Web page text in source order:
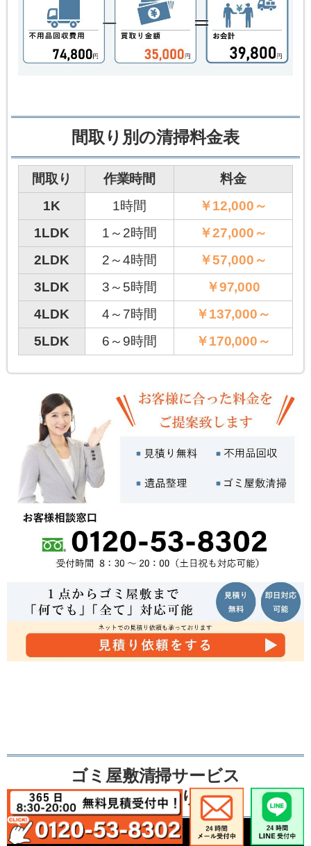
間取り別の清掃料金表
間取り 作業時間
料金
1K
1時間
￥12,000～
1LDK
1～2時間
￥27,000～
2LDK
2～4時間
￥57,000～
3LDK
3～5時間
￥97,000
4LDK
4～7時間
￥137,000～
5LDK
6～9時間 ￥170,000～
ゴミ屋敷清掃サービス
不用品の買取り事例